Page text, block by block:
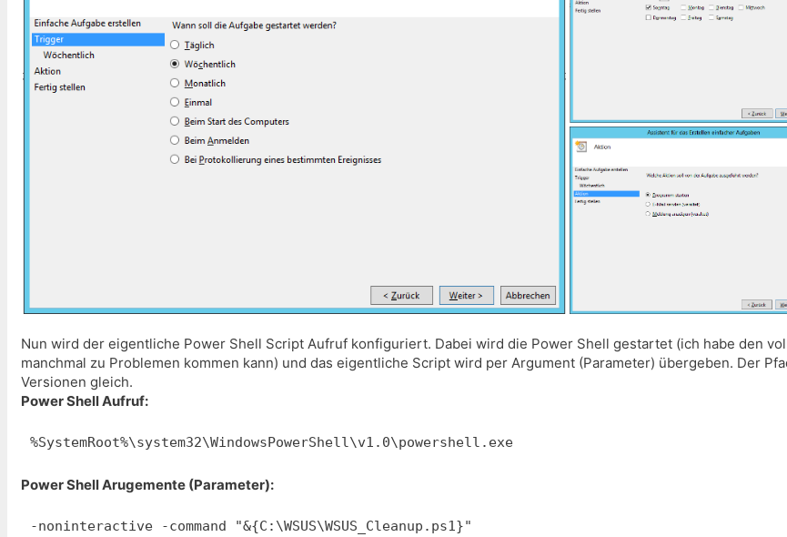
Nun wird der eigentliche Power Shell Script Aufruf konfiguriert. Dabei wird die Power Shell gestartet (ich habe den
manchmal zu Problemen kommen kann) und das eigentliche Script wird per Argument (Parameter) übergeben. Der
Versionen gleich.
Power Shell Aufruf:
%SystemRoot%\system32\WindowsPowerShell\v1.0\powershell.exe
Power Shell Arugemente (Parameter):
-noninteractive -command "&{C:\WSUS\WSUS_Cleanup.ps1}"